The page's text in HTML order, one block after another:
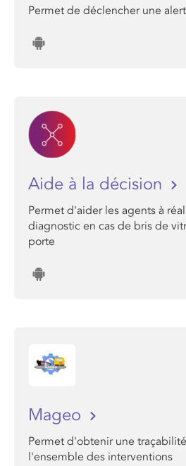
Permet de déclencher une
Aide à la décision
Permet d'aider les agents à
diagnostic en cas de bris de
porte
Mageo
Permet d'obtenir une
l'ensemble des interventions